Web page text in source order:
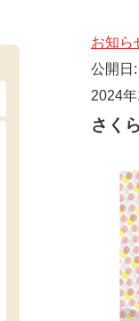
お知ら
公開日:
2024
さく